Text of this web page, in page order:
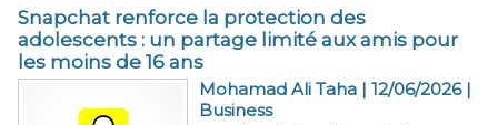
Snapchat renforce la protection des
adolescents : un partage limité aux amis pour
les moins de 16 ans
Mohamad Ali Taha | 12/06/2026|
Business